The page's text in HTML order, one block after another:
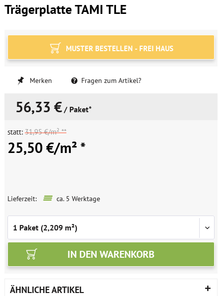
Trägerplatte TAMI TLE
MUSTER BESTELLEN - FREI HAUS
Merken Fragen zum Artikel?
56,33 € / Paket*
statt: 31,95 €/m² **
25,50 €/m² *
Lieferzeit: ca. 5 Werktage
IN DEN WARENKORB
ÄHNLICHE ARTIKEL